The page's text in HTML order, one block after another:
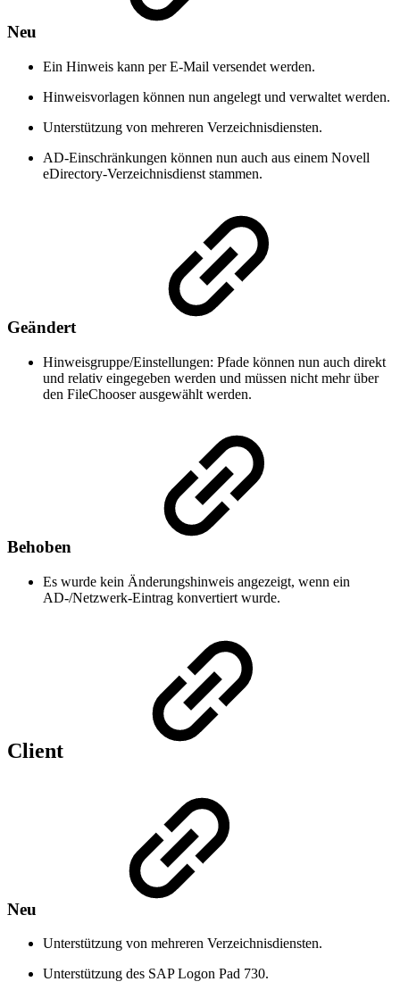
Neu
Ein Hinweis kann per E-Mail versendet werden.
Hinweisvorlagen können nun angelegt und verwaltet werden.
Unterstützung von mehreren Verzeichnisdiensten.
AD-Einschränkungen können nun auch aus einem Novell
eDirectory-Verzeichnisdienst stammen.
Geändert
Hinweisgruppe/Einstellungen: Pfade können nun auch direkt
und relativ eingegeben werden und müssen nicht mehr über
den FileChooser ausgewählt werden.
Behoben
Es wurde kein Änderungshinweis angezeigt, wenn ein
AD-/Netzwerk-Eintrag konvertiert wurde.
Client
Neu
Unterstützung von mehreren Verzeichnisdiensten.
Unterstützung des SAP Logon Pad 730.